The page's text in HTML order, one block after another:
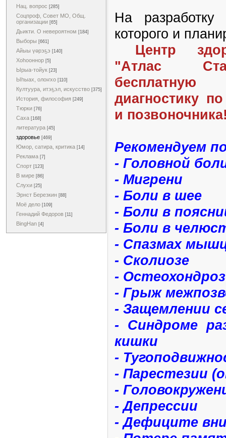
Нац. вопрос [285]
Соцпроф, Совет МО, Общ.
организации [65]
Дьикти. О невероятном [184]
Выборы [661]
Айыы үөрэҕэ [140]
Хоһооннор [5]
Ырыа-тойук [23]
Ыһыах, олоҥхо [110]
Култуура, итэҕэл, искусство [375]
История, философия [249]
Тюрки [76]
Саха [168]
литература [45]
здоровье [469]
Юмор, сатира, критика [14]
Реклама [7]
Спорт [123]
В мире [86]
Слухи [25]
Эрнст Березкин [88]
Моё дело [109]
Геннадий Федоров [11]
BingHan [4]
На
которого и
Центр
"Атлас
диагностику
и
Рекомендуем
- Головной
- Мигрени
- Боли в шее
- Боли в
- Боли в
- Спазмах
- Сколиозе
-
- Грыж
- Защемлении
- Синдроме
кишки
-
- Парестезии
-
- Депрессии
- Дефиците